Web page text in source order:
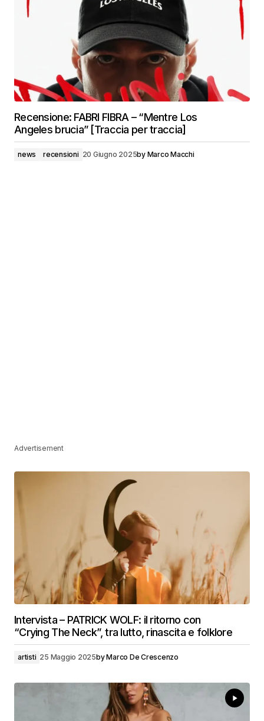
Recensione: FABRI FIBRA – “Mentre Los
Angeles brucia” [Traccia per traccia]
news recensioni 20 Giugno 2025by Marco Macchi
Advertisement
Intervista – PATRICK WOLF: il ritorno con
“Crying The Neck”, tra lutto, rinascita e folklore
artisti 25 Maggio 2025byMarco De Crescenzo